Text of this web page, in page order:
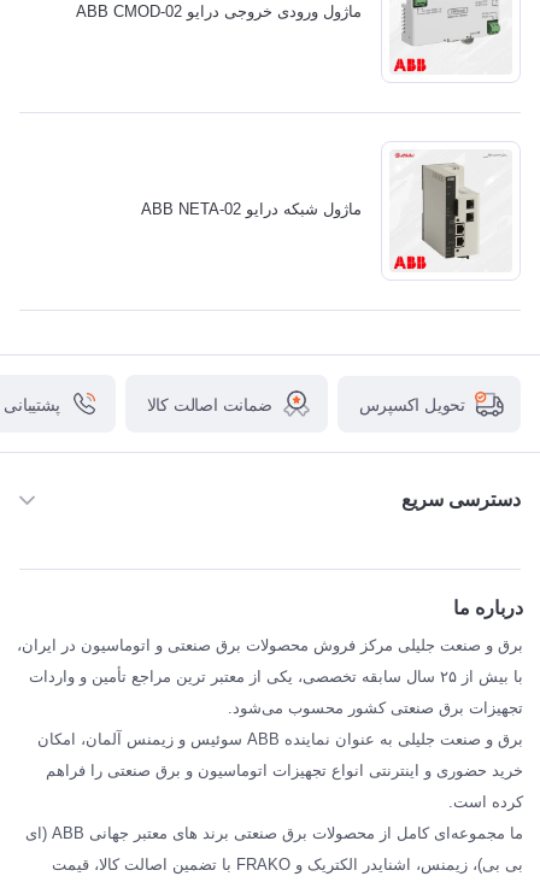
ماژول ورودی خروجی درایو ABB CMOD-02
ماژول شبکه درایو ABB NETA-02
تحویل اکسپرس ضمانت اصالت کالا
دسترسی سریع
SCHNEIDER
فراکو FRAKO
مقالات تخصصی برق صنعتی
درباره ما
برق و صنعت جلیلی مرکز فروش محصولات برق صنعتی و اتوماسیون در ایران،
با بیش از ۲۵ سال سابقه تخصصی، یکی از معتبر ترین مراجع تأمین و واردات
تجهیزات برق صنعتی کشور محسوب می‌شود.
برق و صنعت جلیلی به عنوان نماینده ABB سوئیس و زیمنس آلمان، امکان
خرید حضوری و اینترنتی انواع تجهیزات اتوماسیون و برق صنعتی را فراهم
کرده است.
ما مجموعه‌ای کامل از محصولات برق صنعتی برند های معتبر جهانی ABB (ای
بی بی)، زیمنس، اشنایدر الکتریک و FRAKO با تضمین اصالت کالا، قیمت